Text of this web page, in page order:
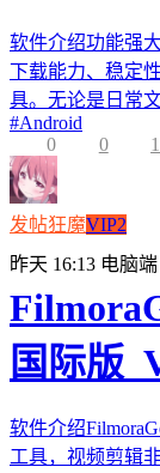
软件介绍功能强
下载能力、稳定
具。无论是日常
#Android
0
0
发帖狂魔VIP2
昨天 16:13 电脑端
国际版
软件介绍
工具，视频剪辑